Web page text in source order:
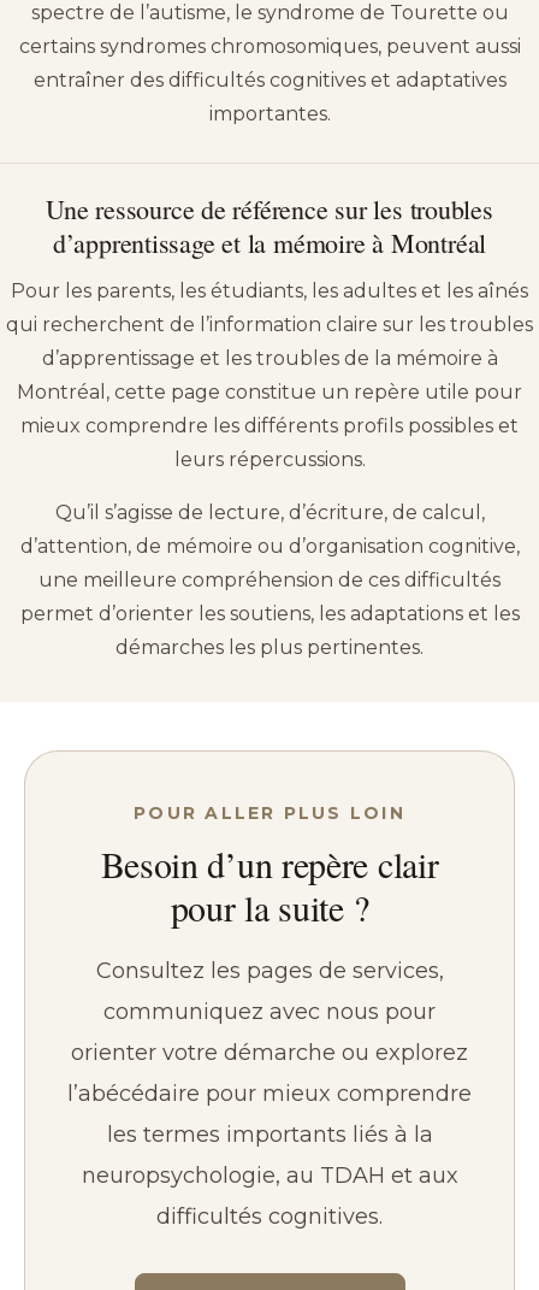
spectre de l’autisme, le syndrome de Tourette ou
certains syndromes chromosomiques, peuvent aussi
entraîner des difficultés cognitives et adaptatives
importantes.
Une ressource de référence sur les troubles
d’apprentissage et la mémoire à Montréal
Pour les parents, les étudiants, les adultes et les aînés
qui recherchent de l’information claire sur les troubles
d’apprentissage et les troubles de la mémoire à
Montréal, cette page constitue un repère utile pour
mieux comprendre les différents profils possibles et
leurs répercussions.
Qu’il s’agisse de lecture, d’écriture, de calcul,
d’attention, de mémoire ou d’organisation cognitive,
une meilleure compréhension de ces difficultés
permet d’orienter les soutiens, les adaptations et les
démarches les plus pertinentes.
POUR ALLER PLUS LOIN
Besoin d’un repère clair
pour la suite ?
Consultez les pages de services,
communiquez avec nous pour
orienter votre démarche ou explorez
l’abécédaire pour mieux comprendre
les termes importants liés à la
neuropsychologie, au TDAH et aux
difficultés cognitives.